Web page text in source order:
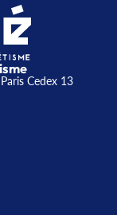
Cedex 13